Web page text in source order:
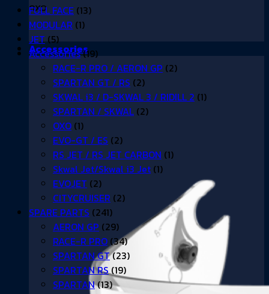
OXO
Accessories
FULL FACE (13)
MODULAR (1)
JET (5)
Accessories(19)
RACE-R PRO / AERON GP (2)
SPARTAN GT / RS (2)
SKWAL i3 / D-SKWAL 3 / RIDILL 2 (1)
SPARTAN / SKWAL (2)
OXO (1)
EVO-GT / ES (2)
RS JET / RS JET CARBON (1)
Skwal Jet/Skwal i3 Jet (1)
EVOJET (2)
CITYCRUISER (2)
SPARE PARTS (241)
AERON GP (29)
RACE-R PRO (34)
SPARTAN GT(23)
SPARTAN RS(19)
SPARTAN(13)